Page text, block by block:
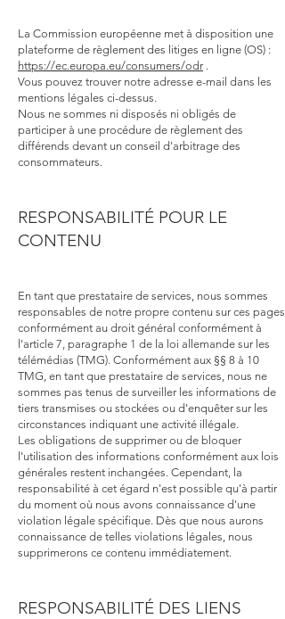
La Commission européenne met à disposition une
plateforme de règlement des litiges en ligne (OS) :
https://ec.europa.eu/consumers/odr .
Vous pouvez trouver notre adresse e-mail dans les
mentions légales ci-dessus.
Nous ne sommes ni disposés ni obligés de
participer à une procédure de règlement des
différends devant un conseil d'arbitrage des
consommateurs.
RESPONSABILITÉ POUR LE
CONTENU
En tant que prestataire de services, nous sommes
responsables de notre propre contenu sur ces pages
conformément au droit général conformément à
l'article 7, paragraphe 1 de la loi allemande sur les
télémédias (TMG). Conformément aux §§ 8 à 10
TMG, en tant que prestataire de services, nous ne
sommes pas tenus de surveiller les informations de
tiers transmises ou stockées ou d'enquêter sur les
circonstances indiquant une activité illégale.
Les obligations de supprimer ou de bloquer
l'utilisation des informations conformément aux lois
générales restent inchangées. Cependant, la
responsabilité à cet égard n'est possible qu'à partir
du moment où nous avons connaissance d'une
violation légale spécifique. Dès que nous aurons
connaissance de telles violations légales, nous
supprimerons ce contenu immédiatement.
RESPONSABILITÉ DES LIENS